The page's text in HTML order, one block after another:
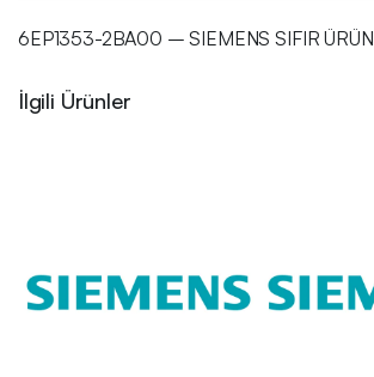
6EP1353-2BA00 – SIEMENS SIFIR ÜRÜN
İlgili Ürünler